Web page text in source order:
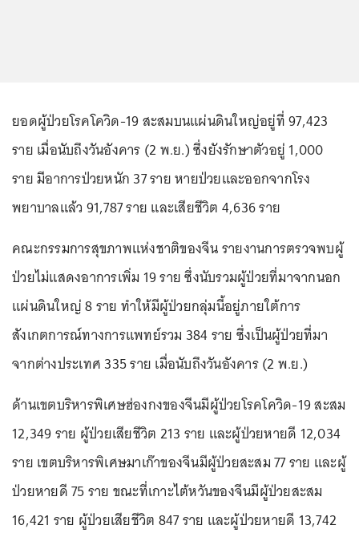
ยอดผู้ป่วยโรคโควิด-19 สะสมบนแผ่นดินใหญ่อยู่ที่ 97,423
ราย เมื่อนับถึงวันอังคาร (2 พ.ย.) ซึ่งยังรักษาตัวอยู่ 1,000
ราย มีอาการป่วยหนัก 37 ราย หายป่วยและออกจากโรง
พยาบาลแล้ว 91,787 ราย และเสียชีวิต 4,636 ราย
คณะกรรมการสุขภาพแห่งชาติของจีน รายงานการตรวจพบผู้
ป่วยไม่แสดงอาการเพิ่ม 19 ราย ซึ่งนับรวมผู้ป่วยที่มาจากนอก
แผ่นดินใหญ่ 8 ราย ทำให้มีผู้ป่วยกลุ่มนี้อยู่ภายใต้การ
สังเกตการณ์ทางการแพทย์รวม 384 ราย ซึ่งเป็นผู้ป่วยที่มา
จากต่างประเทศ 335 ราย เมื่อนับถึงวันอังคาร (2 พ.ย.)
ด้านเขตบริหารพิเศษฮ่องกงของจีนมีผู้ป่วยโรคโควิด-19 สะสม
12,349 ราย ผู้ป่วยเสียชีวิต 213 ราย และผู้ป่วยหายดี 12,034
ราย เขตบริหารพิเศษมาเก๊าของจีนมีผู้ป่วยสะสม 77 ราย และผู้
ป่วยหายดี 75 ราย ขณะที่เกาะไต้หวันของจีนมีผู้ป่วยสะสม
16,421 ราย ผู้ป่วยเสียชีวิต 847 ราย และผู้ป่วยหายดี 13,742